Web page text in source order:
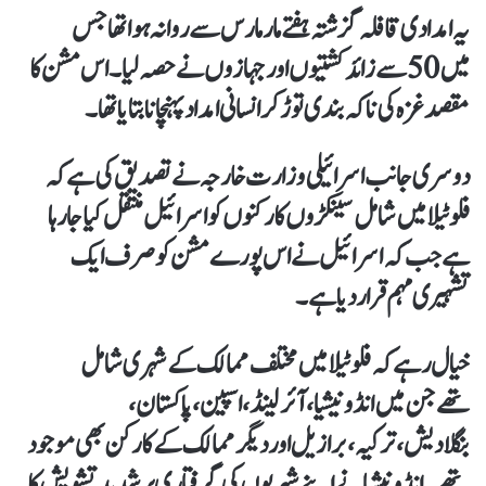
یہ امدادی قافلہ گزشتہ ہفتے مارمارس سے روانہ ہوا تھاجس
میں 50 سے زائد کشتیوں اور جہازوں نے حصہ لیا۔اس مشن کا
مقصد غزہ کی ناکہ بندی توڑکر انسانی امداد پہنچانا بتایا تھا ۔
دوسری جانب اسرائیلی وزارت خارجہ نےتصدیق کی ہےکہ
فلوٹیلا میں شامل سینکڑوں کارکنوں کو اسرائیل منتقل کیا جارہا
ہے جب کہ اسرائیل نے اس پورے مشن کو صرف ایک
تشہیری مہم قراردیا ہے۔
خیال رہے کہ فلوٹیلا میں مختلف ممالک کے شہری شامل
تھےجن میں انڈونیشیا، آئرلینڈ،اسپین، پاکستان،
بنگلادیش،ترکیہ، برازیل اور دیگر ممالک کے کارکن بھی موجود